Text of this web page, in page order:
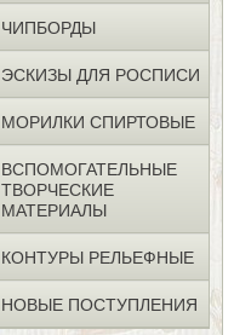
ЧИПБОРДЫ
ЭСКИЗЫ ДЛЯ РОСПИСИ
МОРИЛКИ СПИРТОВЫЕ
ВСПОМОГАТЕЛЬНЫЕ
ТВОРЧЕСКИЕ
МАТЕРИАЛЫ
КОНТУРЫ РЕЛЬЕФНЫЕ
НОВЫЕ ПОСТУПЛЕНИЯ